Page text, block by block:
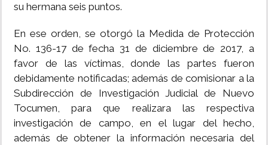
su hermana seis puntos.
En ese orden, se otorgó la Medida de Protección
No. 136-17 de fecha 31 de diciembre de 2017, a
favor de las víctimas, donde las partes fueron
debidamente notificadas; además de comisionar a la
Subdirección de Investigación Judicial de Nuevo
Tocumen, para que realizara las respectiva
investigación de campo, en el lugar del hecho,
además de obtener la información necesaria del